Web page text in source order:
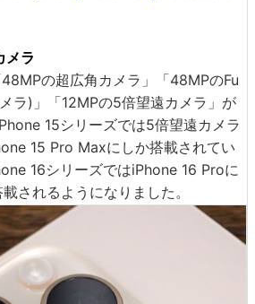
ラ
の超広角カメラ」「48MPのFu
ラ)」「12MPの5倍望遠カメラ」が
15シリーズでは5倍望遠カメラ
15 Pro Maxにしか搭載されてい
16シリーズではiPhone 16 Proに
されるようになりました。